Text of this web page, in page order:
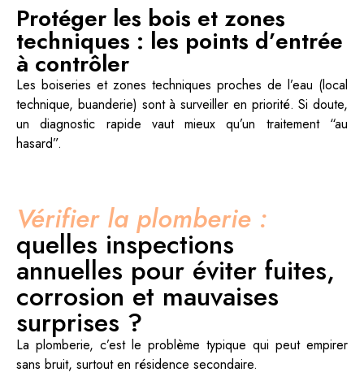
Protéger les bois et zones
techniques : les points d’entrée
à contrôler
Les boiseries et zones techniques proches de l’eau (local
technique, buanderie) sont à surveiller en priorité. Si doute,
un diagnostic rapide vaut mieux qu’un traitement “au
hasard”.
Vérifier la plomberie :
quelles inspections
annuelles pour éviter fuites,
corrosion et mauvaises
surprises ?
La plomberie, c’est le problème typique qui peut empirer
sans bruit, surtout en résidence secondaire.